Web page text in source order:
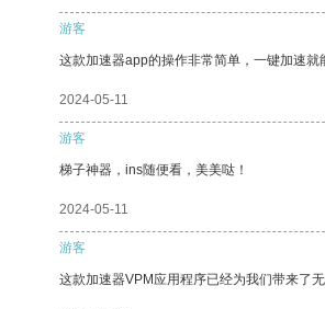
游客
这款加速器app的操作非常简单，一键加速就
2024-05-11
游客
梯子神器，ins随便看，美美哒！
2024-05-11
游客
这款加速器VPM应用程序已经为我们带来了